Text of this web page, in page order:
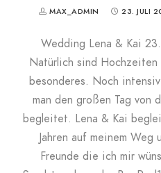
MAX_ADMIN 23. JULI
Wedding Lena & Kai
Natürlich sind
besonderes. Noch
man den großen Tag von
begleitet. Lena & Kai
Jahren auf meinem
Freunde die ich mir